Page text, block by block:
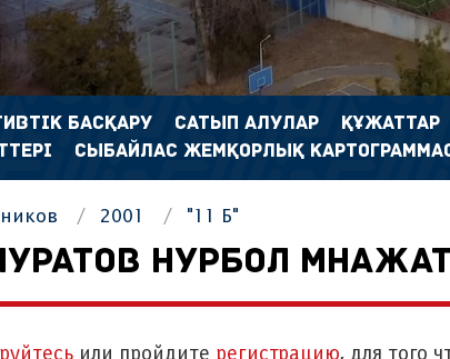
БАСҚАРУ САТЫП АЛУЛАР ҚҰЖАТТАР
СЫБАЙЛАС ЖЕМҚОРЛЫҚ
2001 "11 Б"
НУРБОЛ
или пройдите регистрацию, для того